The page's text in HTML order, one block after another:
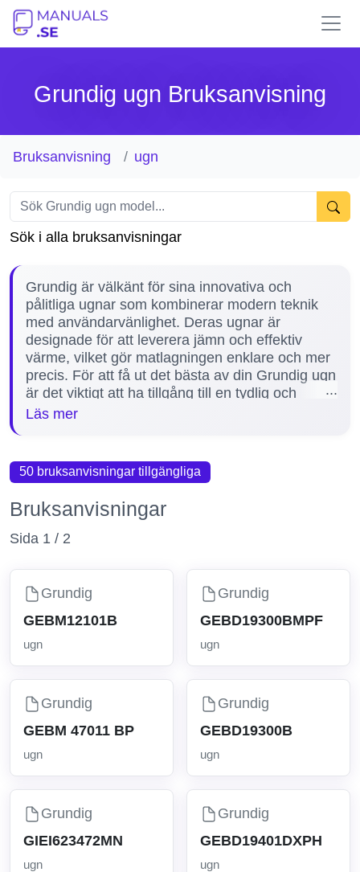
Grundig ugn Bruksanvisning
Bruksanvisning ugn
Sök i alla bruksanvisningar
Grundig är välkänt för sina innovativa och
pålitliga ugnar som kombinerar modern teknik
med användarvänlighet. Deras ugnar är
designade för att leverera jämn och effektiv
värme, vilket gör matlagningen enklare och mer
precis. För att få ut det bästa av din Grundig ugn
är det viktigt att ha tillgång till en tydlig och
detaljerad manual. Manualen hjälper dig att
närvarande 1 manual tillgänglig för Grundig ugn,
inklusive populära modeller som GIGA 7255260
XE, för att säkerställa att du får rätt information
direkt när du behöver den.
Läs mer
50 bruksanvisningar tillgängliga
Bruksanvisningar
Sida 1 / 2
Grundig
GEBM12101B
ugn
Grundig
GEBD19300BMPF
ugn
Grundig
GEBM 47011 BP
ugn
Grundig
GEBD19300B
ugn
Grundig
GIEI623472MN
ugn
Grundig
GEBD19401DXPH
ugn